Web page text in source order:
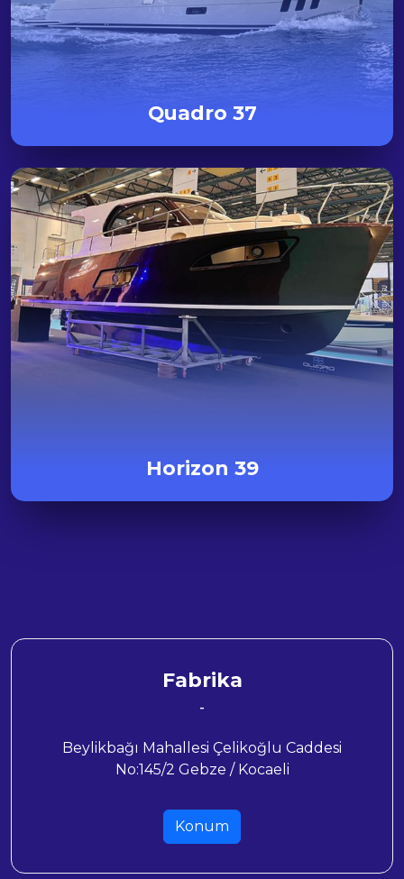
Quadro 37
Horizon 39
Fabrika
-
Beylikbağı Mahallesi Çelikoğlu Caddesi
No:145/2 Gebze / Kocaeli
Konum